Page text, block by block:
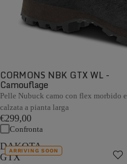
CORMONS NBK GTX WL -
Camouflage
Pelle Nubuck camo con flex morbido e
calzata a pianta larga
€299,00
Confronta
DAKOTA
GTX
ARRIVING SOON